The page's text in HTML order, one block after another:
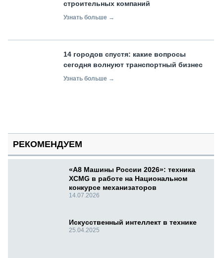
строительных компаний
Узнать больше →
14 городов спустя: какие вопросы
сегодня волнуют транспортный бизнес
Узнать больше →
РЕКОМЕНДУЕМ
«А8 Машины России 2026»: техника
XCMG в работе на Национальном
конкурсе механизаторов
14.07.2026
Искусственный интеллект в технике
25.04.2025